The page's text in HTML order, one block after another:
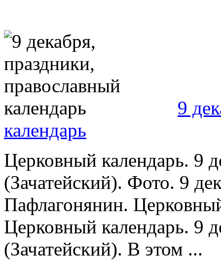
9
календарь
Церковный календарь. 9
(Зачатейский). Фото. 9
Пафлагонянин.
Церковный календарь. 9
(Зачатейский). В этом ...